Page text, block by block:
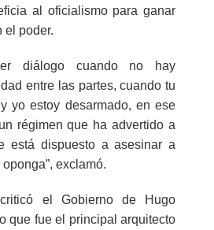
al oficialismo para ganar
el poder.
diálogo cuando no hay
entre las partes, cuando tu
yo estoy desarmado, en ese
régimen que ha advertido a
está dispuesto a asesinar a
exclamó.
el Gobierno de Hugo
que fue el principal arquitecto